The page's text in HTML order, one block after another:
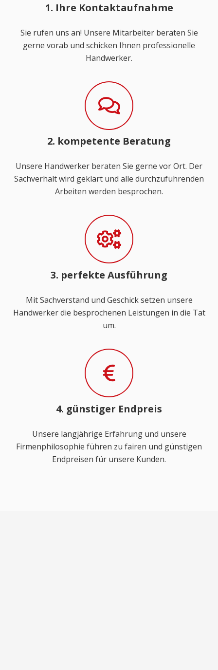
1. Ihre Kontaktaufnahme
Sie rufen uns an! Unsere Mitarbeiter beraten Sie
gerne vorab und schicken Ihnen professionelle
Handwerker.
2. kompetente Beratung
Unsere Handwerker beraten Sie gerne vor Ort. Der
Sachverhalt wird geklärt und alle durchzuführenden
Arbeiten werden besprochen.
3. perfekte Ausführung
Mit Sachverstand und Geschick setzen unsere
Handwerker die besprochenen Leistungen in die Tat
um.
4. günstiger Endpreis
Unsere langjährige Erfahrung und unsere
Firmenphilosophie führen zu fairen und günstigen
Endpreisen für unsere Kunden.